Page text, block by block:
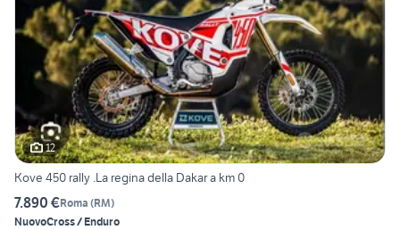
12
Kove 450 rally .La regina della Dakar a km 0
7.890 €Roma (RM)
NuovoCross / Enduro